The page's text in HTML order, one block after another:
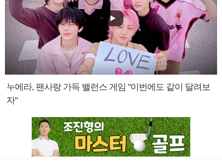
누에라, 팬사랑 가득 밸런스 게임 "이번에도 같이 달려보
자"